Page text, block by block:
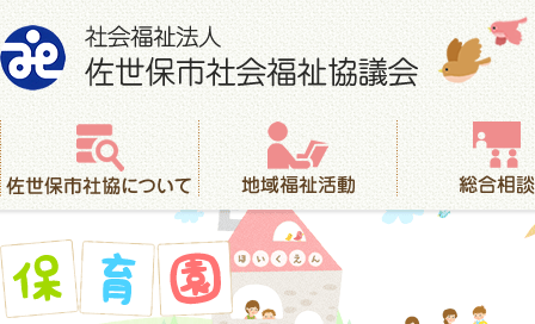
社会福祉法人 佐世保市社会福祉協議会
佐世保市社協について
地域福祉活動 総合相談